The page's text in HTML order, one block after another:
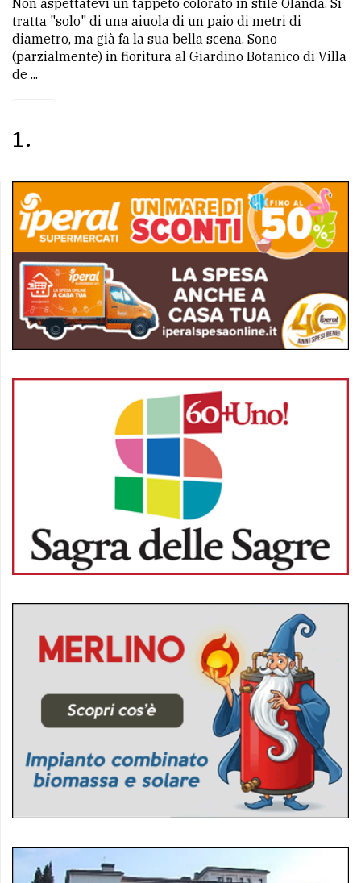
tratta "solo" di una aiuola di un paio di metri di
diametro, ma già fa la sua bella scena. Sono
(parzialmente) in fioritura al Giardino Botanico di Villa
de ...
1